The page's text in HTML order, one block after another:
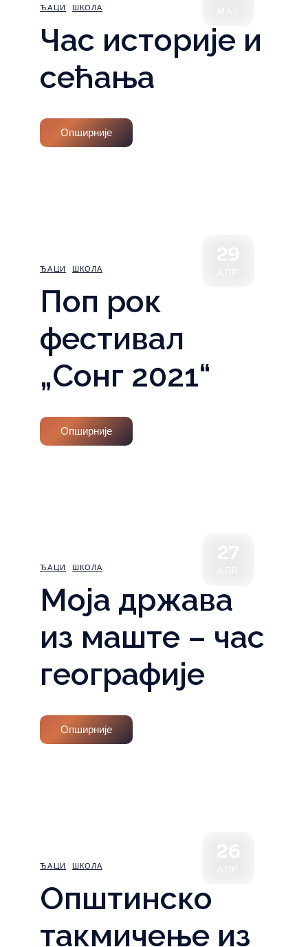
ЂАЦИ ШКОЛА
Час историје и
сећања
Опширније
ЂАЦИ ШКОЛА
Поп рок
фестивал
„Сонг 2021“
Опширније
ЂАЦИ ШКОЛА
Моја држава
из маште – час
географије
Опширније
ЂАЦИ ШКОЛА
Општинско
такмичење из